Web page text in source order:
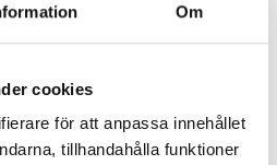
Om
cookies
för att anpassa innehållet
tillhandahålla funktioner
avfall
- Gröna kärlet